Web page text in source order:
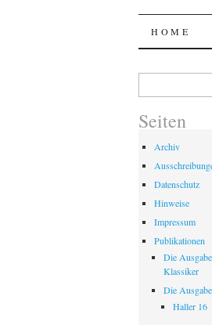
SKIP
HOME
Seiten
Archiv
Datenschutz
Hinweise
Impressum
Publikationen
Die
Klassiker
Die
Haller 16